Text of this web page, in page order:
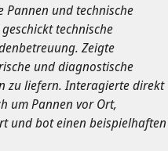
Pannen und technische
technische
Zeigte
und diagnostische
zu liefern. Interagierte direkt
um Pannen vor Ort,
und bot einen beispielhaften